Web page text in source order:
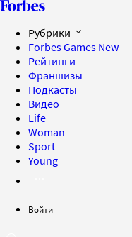
Рубрики
Forbes Games New
Рейтинги
Франшизы
Подкасты
Видео
Life
Woman
Sport
Young
Войти